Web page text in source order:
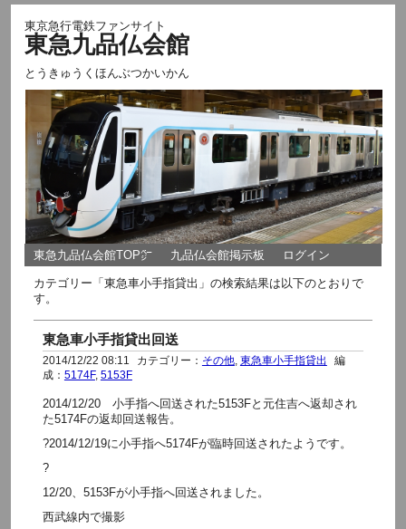
東京急行電鉄ファンサイト
東急九品仏会館
とうきゅうくほんぶつかいかん
東急九品仏会館TOP㌻ 九品仏会館掲示板 ログイン
カテゴリー「東急車小手指貸出」の検索結果は以下のとおりで
す。
東急車小手指貸出回送
2014/12/22 08:11 カテゴリー： その他, 東急車小手指貸出
編
成： 5174F, 5153F
2014/12/20 小手指へ回送された5153Fと元住吉へ返却され
た5174Fの返却回送報告。
?2014/12/19に小手指へ5174Fが臨時回送されたようです。
?
12/20、5153Fが小手指へ回送されました。
西武線内で撮影